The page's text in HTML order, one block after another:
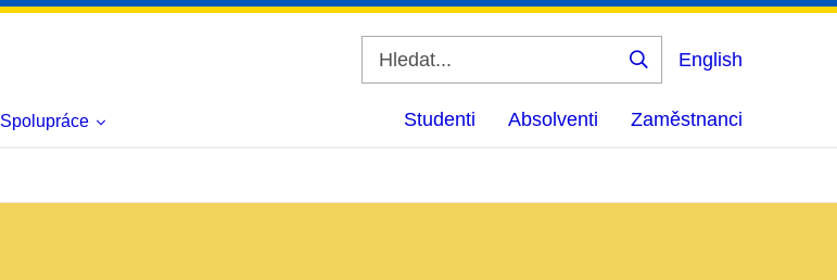
Vyhledat
English
Spolupráce Studenti Absolventi Zaměstnanci